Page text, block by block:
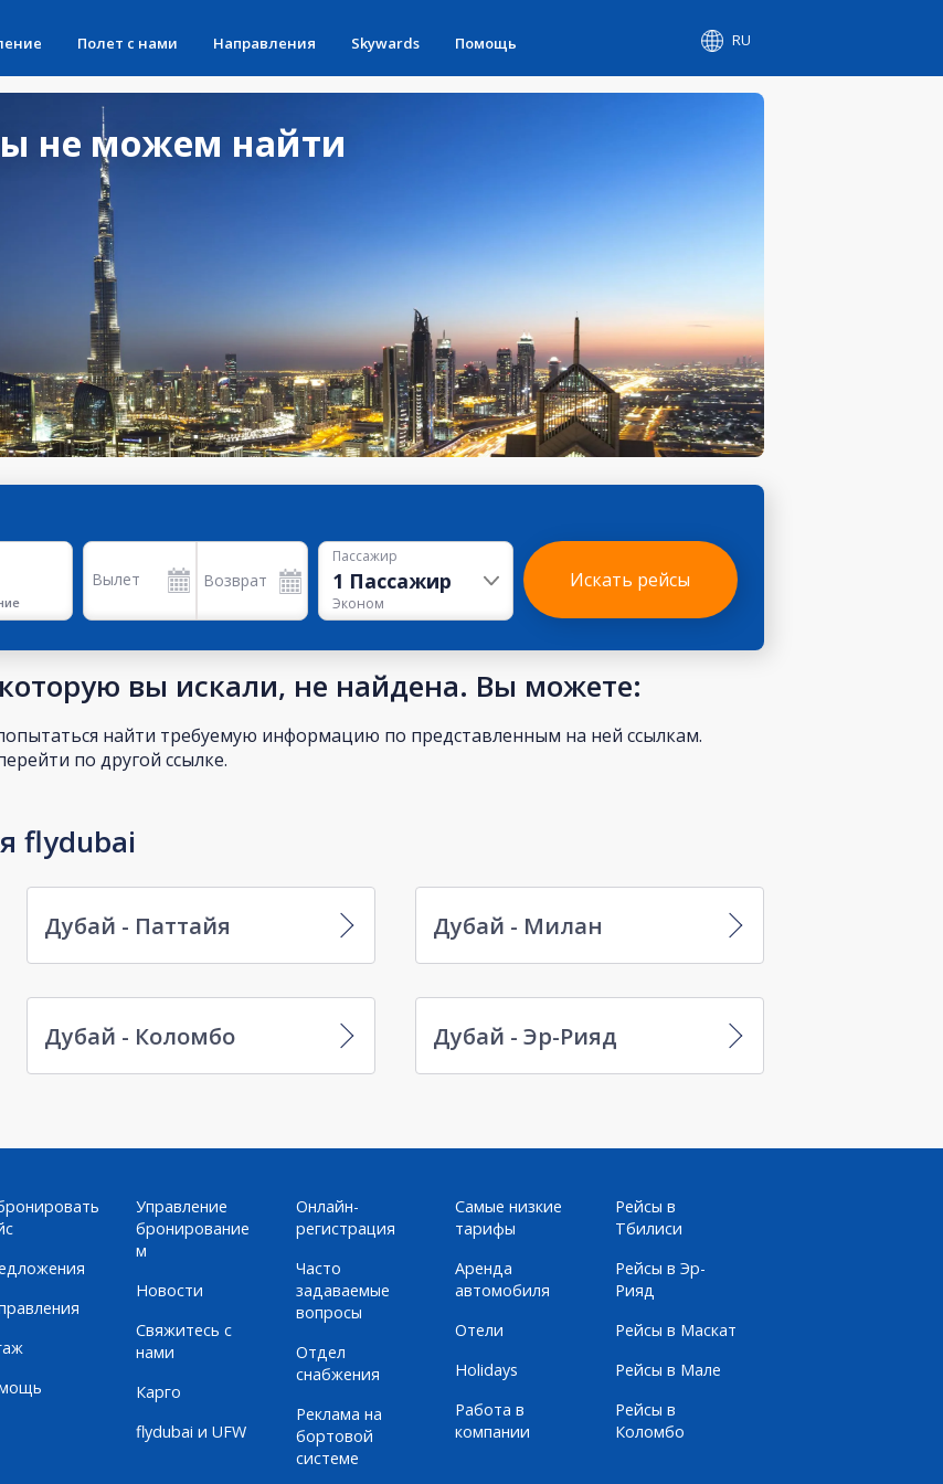
Полет с нами Направления Skywards Помощь RU
не можем найти
Вылет Возврат
Пассажир
1 Пассажир
Эконом
Искать рейсы
вы искали, не найдена. Вы можете:
найти требуемую информацию по представленным на ней ссылкам.
по другой ссылке.
flydubai
Дубай - Паттайя Дубай - Милан
Дубай - Коломбо Дубай - Эр-Рияд
Управление
бронирование
м
Новости
Свяжитесь с
нами
Карго
flydubai и UFW
Онлайн-
регистрация
Часто
задаваемые
вопросы
Отдел
снабжения
Реклама на
бортовой
системе
Самые низкие
тарифы
Аренда
автомобиля
Отели
Holidays
Работа в
компании
Рейсы в
Тбилиси
Рейсы в Эр-
Рияд
Рейсы в Маскат
Рейсы в Мале
Рейсы в
Коломбо